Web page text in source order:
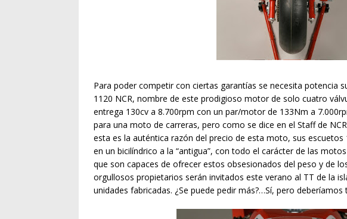
Para poder competir con ciertas garantías se necesita potencia
1120 NCR, nombre de este prodigioso motor de solo cuatro
entrega 130cv a 8.700rpm con un par/motor de 133Nm a
para una moto de carreras, pero como se dice en el Staff de
esta es la auténtica razón del precio de esta moto, sus
en un bicilíndrico a la “antigua”, con todo el carácter de las
que son capaces de ofrecer estos obsesionados del peso y de
orgullosos propietarios serán invitados este verano al TT de la
unidades fabricadas. ¿Se puede pedir más?…Sí, pero